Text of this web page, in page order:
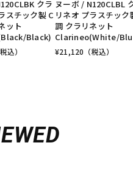
クラ
スチック製 C
ット
Black)
税込）
ヌーボ / N120CLBL
リネオ プラスチック
調 クラリネット
Clarineo(White/
¥21,120 （税込）